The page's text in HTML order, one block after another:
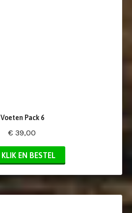
Voeten Pack 6
€ 39,00
KLIK EN BESTEL